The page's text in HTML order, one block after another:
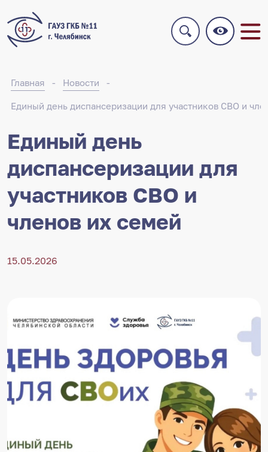
Главная Новости
Единый день диспансеризации для участников СВО и
Единый день
диспансеризации для
участников СВО и
членов их семей
15.05.2026